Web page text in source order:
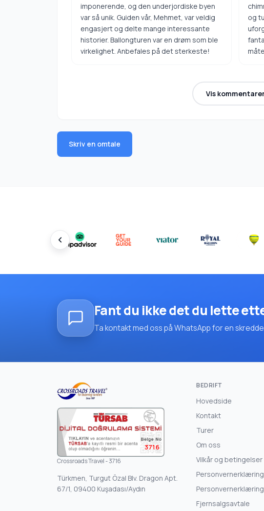
imponerende, og den underjordiske byen
var så unik. Guiden vår, Mehmet, var veldig
engasjert og delte mange interessante
historier. Ballongturen var en drøm som ble
virkelighet. Anbefales på det sterkeste!
og
Vis
Skriv en omtale
Fant du ikke det du lette
Ta kontakt med oss på WhatsApp for en
3716
Crossroads Travel - 3716
Türkmen, Turgut Özal Blv. Dragon Apt.
67/1, 09400 Kuşadası/Aydın
BEDRIFT
Hovedside
Kontakt
Turer
Om oss
Vilkår og betingelser
Personvernerklæring
Fjernsalgsavtale